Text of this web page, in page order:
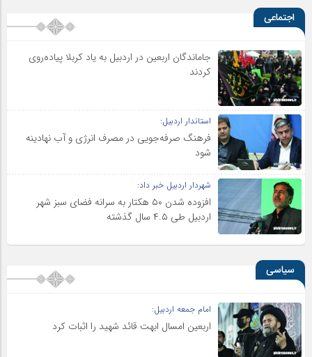
اجتماعی
جاماندگان اربعین در اردبیل به یاد کربلا پیاده‌روی
کردند
استاندار اردبیل:
فرهنگ صرفه‌جویی در مصرف انرژی و آب نهادینه
شود
شهردار اردبیل خبر داد:
افزوده شدن ۵۰ هکتار به سرانه فضای سبز شهر
اردبیل طی ۴.۵ سال گذشته
سیاسی
امام جمعه اردبیل:
اربعین امسال ابهت قائد شهید را اثبات کرد